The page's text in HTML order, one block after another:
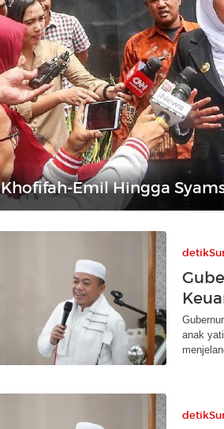
Khofifah-Emil Hingga
anak